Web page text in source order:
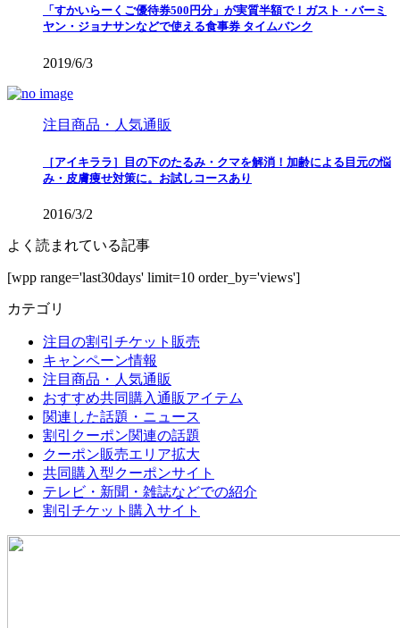
「すかいらーくご優待券500円分」が実質半額で！ガスト・バーミ
ヤン・ジョナサンなどで使える食事券 タイムバンク
2019/6/3
注目商品・人気通販
［アイキララ］目の下のたるみ・クマを解消！加齢による目元の悩
み・皮膚痩せ対策に。お試しコースあり
2016/3/2
よく読まれている記事
[wpp range='last30days' limit=10 order_by='views']
カテゴリ
注目の割引チケット販売
キャンペーン情報
注目商品・人気通販
おすすめ共同購入通販アイテム
関連した話題・ニュース
割引クーポン関連の話題
クーポン販売エリア拡大
共同購入型クーポンサイト
テレビ・新聞・雑誌などでの紹介
割引チケット購入サイト